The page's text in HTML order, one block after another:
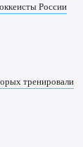
России
тренировали